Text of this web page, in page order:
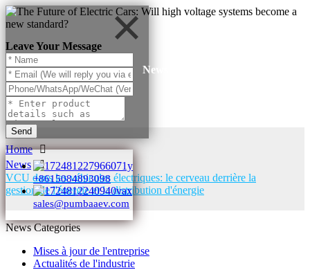
Leave Your Message
Send
+8615084893098
sales@pumbaaev.com
News
Home
News
VCU dans les véhicules électriques: le cerveau derrière la
gestion de l'énergie et la distribution d'énergie
News Categories
Mises à jour de l'entreprise
Actualités de l'industrie